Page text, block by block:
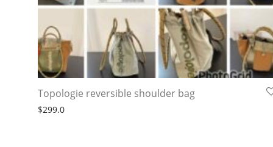
Topologie reversible shoulder bag
$299.0